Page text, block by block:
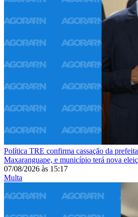
Política TRE confirma cassação da
Maxaranguape, e município terá nova
07/08/2026 às 15:17
Multa